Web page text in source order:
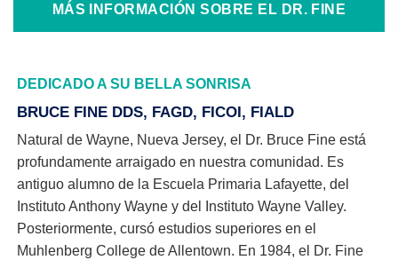
MÁS INFORMACIÓN SOBRE EL DR. FINE
DEDICADO A SU BELLA SONRISA
BRUCE FINE DDS, FAGD, FICOI, FIALD
Natural de Wayne, Nueva Jersey, el Dr. Bruce Fine está
profundamente arraigado en nuestra comunidad. Es
antiguo alumno de la Escuela Primaria Lafayette, del
Instituto Anthony Wayne y del Instituto Wayne Valley.
Posteriormente, cursó estudios superiores en el
Muhlenberg College de Allentown. En 1984, el Dr. Fine